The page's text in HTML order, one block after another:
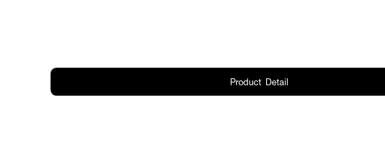
Product Detail